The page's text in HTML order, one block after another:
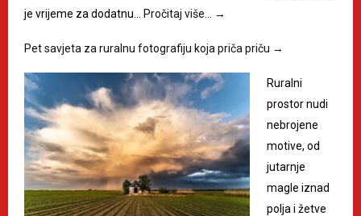
je vrijeme za dodatnu…
Pročitaj više… →
Pet savjeta za ruralnu fotografiju koja priča priču →
Ruralni
prostor nudi
nebrojene
motive, od
jutarnje
magle iznad
polja i žetve